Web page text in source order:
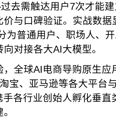
去需触达用户7次才能
与口碑验证。实战数
为普通用户、职场人、
对接各大AI大模型。
全球AI电商导购原生应
宝、亚马逊等各大平台
各行业创始人孵化垂直